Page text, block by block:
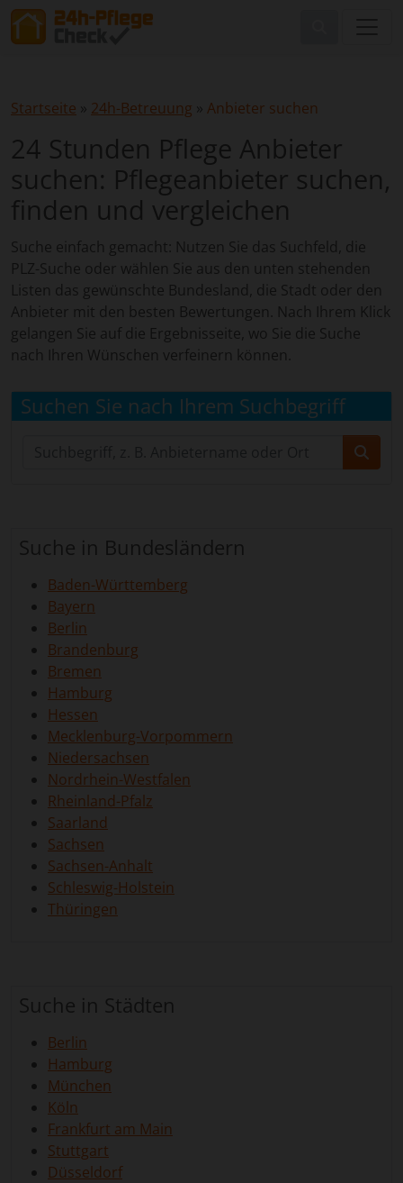
Startseite » 24h-Betreuung » Anbieter suchen
24 Stunden Pflege Anbieter
suchen: Pflegeanbieter suchen,
finden und vergleichen
Suche einfach gemacht: Nutzen Sie das Suchfeld, die
PLZ-Suche oder wählen Sie aus den unten stehenden
Listen das gewünschte Bundesland, die Stadt oder den
Anbieter mit den besten Bewertungen. Nach Ihrem Klick
gelangen Sie auf die Ergebnisseite, wo Sie die Suche
nach Ihren Wünschen verfeinern können.
Suchen Sie nach Ihrem Suchbegriff
Suche in Bundesländern
Baden-Württemberg
Bayern
Berlin
Brandenburg
Bremen
Hamburg
Hessen
Mecklenburg-Vorpommern
Niedersachsen
Nordrhein-Westfalen
Rheinland-Pfalz
Saarland
Sachsen
Sachsen-Anhalt
Schleswig-Holstein
Thüringen
Suche in Städten
Berlin
Hamburg
München
Köln
Frankfurt am Main
Stuttgart
Düsseldorf